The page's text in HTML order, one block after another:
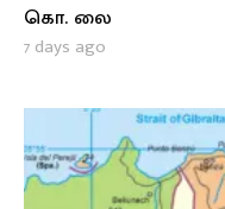
கொ. லை
7 days ago